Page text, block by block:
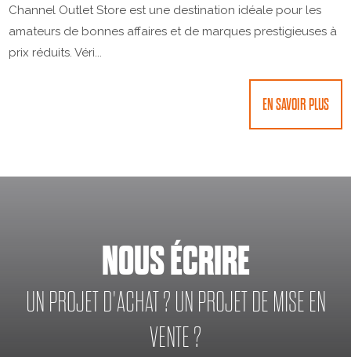
Channel Outlet Store est une destination idéale pour les
amateurs de bonnes affaires et de marques prestigieuses à
prix réduits. Véri...
EN SAVOIR PLUS
NOUS ÉCRIRE
UN PROJET D'ACHAT ? UN PROJET DE MISE EN
VENTE ?